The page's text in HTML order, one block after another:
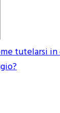
tutelarsi in